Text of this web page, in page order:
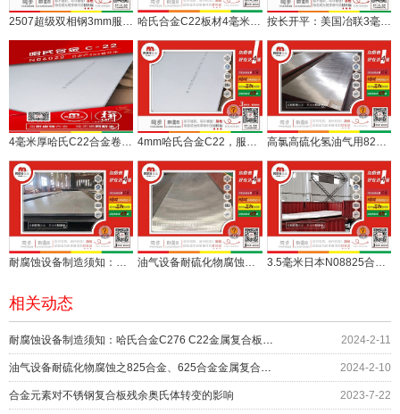
按长开平：美国冶联3毫米哈氏合金C22现货服务复合板加工
4毫米厚哈氏C22合金卷开平板，助力金属复合板用户 4mm哈氏合金C22，服务于金属复合板行业 高氯高硫化氢油气用825、625合金板现货，825、625金属复合板订做
耐腐蚀设备制造须知：哈氏合金C276 C22金属复合板如何节约成本 油气设备耐硫化物腐蚀之825合金、625合金金属复合板，一站供！ 3.5毫米日本N08825合金卷开平板服务焊管和复合板行业
相关动态
耐腐蚀设备制造须知：哈氏合金C276 C22金属复合板如何节约成本 2024-2-11
油气设备耐硫化物腐蚀之825合金、625合金金属复合板，一站供！ 2024-2-10
合金元素对不锈钢复合板残余奥氏体转变的影响 2023-7-22